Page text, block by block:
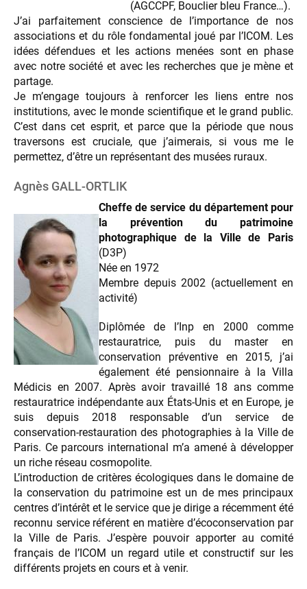
(AGCCPF, Bouclier bleu France…).
J’ai parfaitement conscience de l’importance de nos
associations et du rôle fondamental joué par l’ICOM. Les
idées défendues et les actions menées sont en phase
avec notre société et avec les recherches que je mène et
partage.
Je m’engage toujours à renforcer les liens entre nos
institutions, avec le monde scientifique et le grand public.
C’est dans cet esprit, et parce que la période que nous
traversons est cruciale, que j’aimerais, si vous me le
permettez, d’être un représentant des musées ruraux.
Agnès GALL-ORTLIK
Cheffe de service du département pour
la prévention du patrimoine
photographique de la Ville de Paris
(D3P)
Née en 1972
Membre depuis 2002 (actuellement en
activité)
Diplômée de l’Inp en 2000 comme
restauratrice, puis du master en
conservation préventive en 2015, j’ai
également été pensionnaire à la Villa
Médicis en 2007. Après avoir travaillé 18 ans comme
restauratrice indépendante aux États-Unis et en Europe, je
suis depuis 2018 responsable d’un service de
conservation-restauration des photographies à la Ville de
Paris. Ce parcours international m’a amené à développer
un riche réseau cosmopolite.
L’introduction de critères écologiques dans le domaine de
la conservation du patrimoine est un de mes principaux
centres d’intérêt et le service que je dirige a récemment été
reconnu service référent en matière d’écoconservation par
la Ville de Paris. J’espère pouvoir apporter au comité
français de l’ICOM un regard utile et constructif sur les
différents projets en cours et à venir.